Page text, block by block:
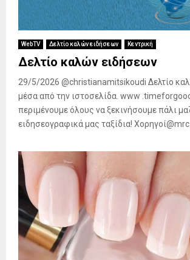
WebTV Δελτίο καλών ειδήσεων Κεντρική
Δελτίο καλών ειδήσεων
29/5/2026 @christianamitsikoudi Δελτίο
μέσα από την ιστοσελίδα. www
περιμένουμε όλους να ξεκινήσουμε πάλι
ειδησεογραφικά μας ταξίδια!